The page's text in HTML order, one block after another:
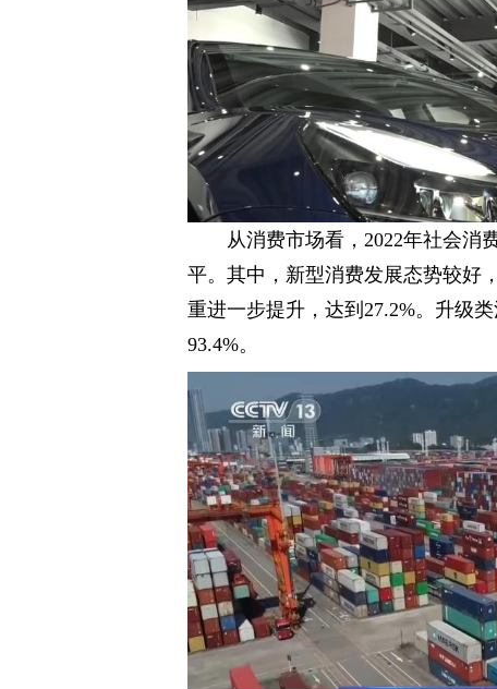
从消费市场看，2022年社会消
平。其中，新型消费发展态势较好
重进一步提升，达到27.2%。升级
93.4%。